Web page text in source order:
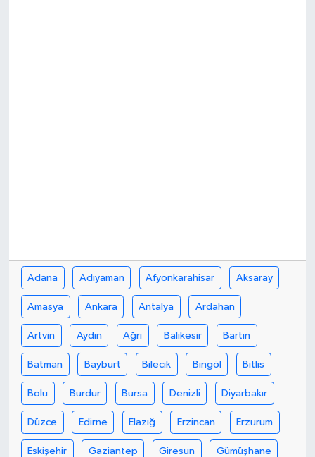
Adana Adıyaman Afyonkarahisar Aksaray
Amasya Ankara Antalya Ardahan
Artvin Aydın Ağrı Balıkesir Bartın
Batman Bayburt Bilecik Bingöl Bitlis
Bolu Burdur Bursa Denizli Diyarbakır
Düzce Edirne Elazığ Erzincan Erzurum
Eskişehir Gaziantep Giresun Gümüşhane